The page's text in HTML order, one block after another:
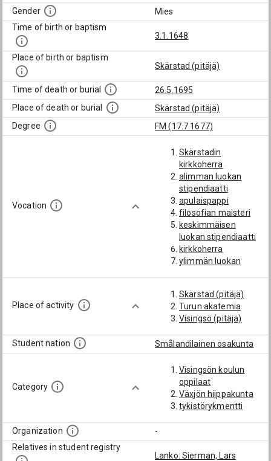
Gender
Mies
Time of birth or baptism
3.1.1648
Place of birth or baptism
Skärstad (pitäjä)
Time of death or burial
26.5.1695
Place of death or burial
Skärstad (pitäjä)
Degree
FM (17.7.1677)
Vocation
Skärstadin
kirkkoherra
alimman luokan
stipendiaatti
apulaispappi
filosofian maisteri
keskimmäisen
luokan stipendiaatti
kirkkoherra
ylimmän luokan
Place of activity
Skärstad (pitäjä)
Turun akatemia
Visingsö (pitäjä)
Student nation Smålandilainen osakunta
Category
Visingsön koulun
oppilaat
Växjön hiippakunta
tykistörykmentti
Organization
-
Relatives in student registry
Lanko: Sierman, Lars